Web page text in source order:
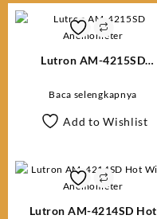
Lutron AM-4215SD
Baca selengkapnya
Add to Wishlist
Lutron AM-4214SD Hot